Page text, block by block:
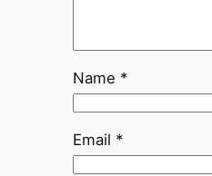
Name *
Email *